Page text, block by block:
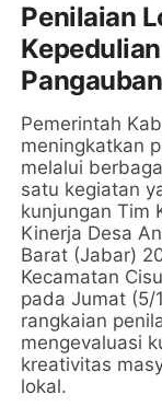
Penilaian
Pangauban
Pemerintah
meningkatkan
melalui
satu kegiatan
kunjungan Tim
Kinerja Desa
Barat (Jabar)
Kecamatan
pada Jumat (5/
rangkaian
mengevaluasi
kreativitas
lokal.